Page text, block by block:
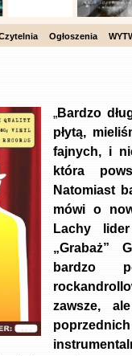
Ogłoszenia
„Bardzo
płytą,
fajnych, i
która
Natomiast
mówi o
Lachy
„Grabaż”
bardzo
zawsze,